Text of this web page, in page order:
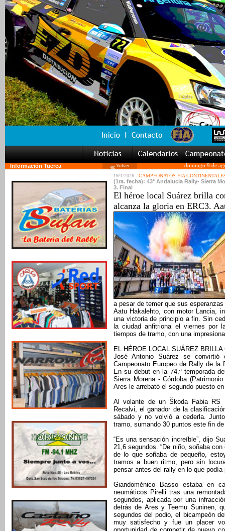
Información Tuerca Volver
domingo 9 de
19/4/2026 - CAMPEONATOS FIA
(1ra. fecha): 43° Andalucia Rally- Sierra
3. Final
El héroe local Suárez brilla
alcanza la gloria en ERC3.
a pesar de temer que sus
Aatu Hakalehto, con motor Lancia,
una victoria de principio a fin. Sin
la ciudad anfitriona el viernes por
tiempos de tramo, con una
EL HÉROE LOCAL SUÁREZ
José Antonio Suárez se
Campeonato Europeo de Rally de
En su debut en la 74.ª temporada
Sierra Morena - Córdoba
Ares le arrebató el segundo puesto
Al volante de un Škoda Fabia RS
Recalvi, el ganador de la
sábado y no volvió a cederla.
tramo, sumando 30 puntos este fin
“Es una sensación increíble”, dijo
21,6 segundos. “De niño, soñaba
de lo que soñaba de pequeño,
tramos a buen ritmo, pero sin
pensar antes del rally en lo que
Giandoménico Basso estaba en
neumáticos Pirelli tras una
segundos, aplicada por una
detrás de Ares y Teemu Suninen,
segundos del podio, el bicampeón
muy satisfecho y fue un placer